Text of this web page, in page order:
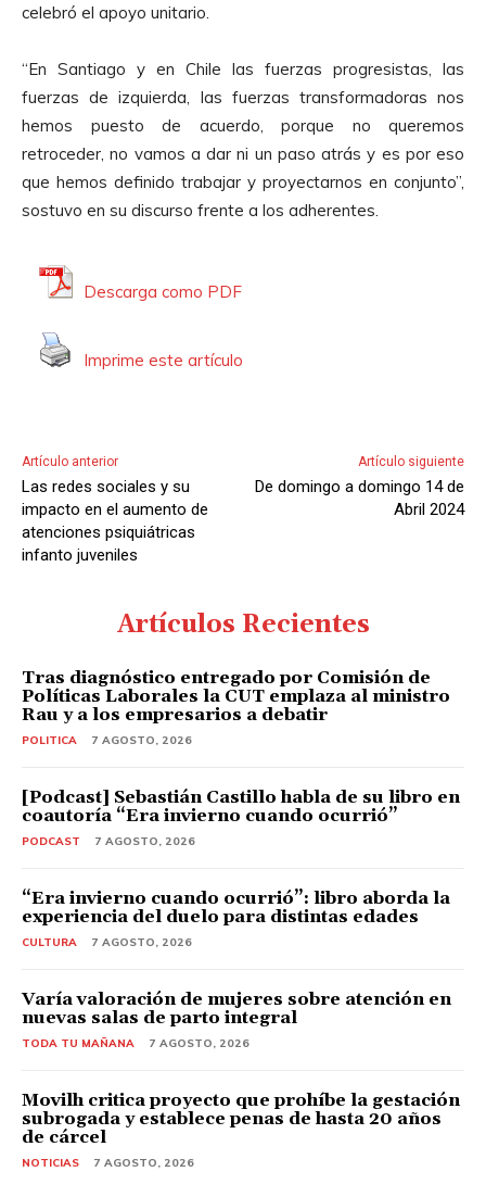
celebró el apoyo unitario.
“En Santiago y en Chile las fuerzas progresistas, las
fuerzas de izquierda, las fuerzas transformadoras nos
hemos puesto de acuerdo, porque no queremos
retroceder, no vamos a dar ni un paso atrás y es por eso
que hemos definido trabajar y proyectarnos en conjunto”,
sostuvo en su discurso frente a los adherentes.
Descarga como PDF
Imprime este artículo
Artículo anterior
Las redes sociales y su
impacto en el aumento de
atenciones psiquiátricas
infanto juveniles
Artículo siguiente
De domingo a domingo 14 de
Abril 2024
Artículos Recientes
Tras diagnóstico entregado por Comisión de
Políticas Laborales la CUT emplaza al ministro
Rau y a los empresarios a debatir
POLITICA 7 AGOSTO, 2026
[Podcast] Sebastián Castillo habla de su libro en
coautoría “Era invierno cuando ocurrió”
PODCAST 7 AGOSTO, 2026
“Era invierno cuando ocurrió”: libro aborda la
experiencia del duelo para distintas edades
CULTURA 7 AGOSTO, 2026
Varía valoración de mujeres sobre atención en
nuevas salas de parto integral
TODA TU MAÑANA 7 AGOSTO, 2026
Movilh critica proyecto que prohíbe la gestación
subrogada y establece penas de hasta 20 años
de cárcel
NOTICIAS 7 AGOSTO, 2026